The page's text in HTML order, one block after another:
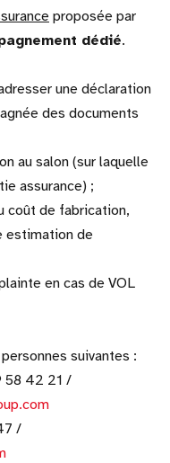
proposée par
dédié.
une déclaration
des documents
au salon (sur laquelle
assurance) ;
coût de fabrication,
estimation de
en cas de VOL
suivantes :
58 42 21 /
/